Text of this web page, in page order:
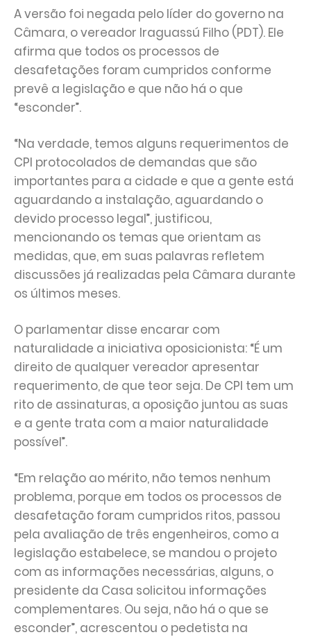
A versão foi negada pelo líder do governo na
Câmara, o vereador Iraguassú Filho (PDT). Ele
afirma que todos os processos de
desafetações foram cumpridos conforme
prevê a legislação e que não há o que
“esconder”.
“Na verdade, temos alguns requerimentos de
CPI protocolados de demandas que são
importantes para a cidade e que a gente está
aguardando a instalação, aguardando o
devido processo legal”, justificou,
mencionando os temas que orientam as
medidas, que, em suas palavras refletem
discussões já realizadas pela Câmara durante
os últimos meses.
O parlamentar disse encarar com
naturalidade a iniciativa oposicionista: “É um
direito de qualquer vereador apresentar
requerimento, de que teor seja. De CPI tem um
rito de assinaturas, a oposição juntou as suas
e a gente trata com a maior naturalidade
possível”.
“Em relação ao mérito, não temos nenhum
problema, porque em todos os processos de
desafetação foram cumpridos ritos, passou
pela avaliação de três engenheiros, como a
legislação estabelece, se mandou o projeto
com as informações necessárias, alguns, o
presidente da Casa solicitou informações
complementares. Ou seja, não há o que se
esconder”, acrescentou o pedetista na